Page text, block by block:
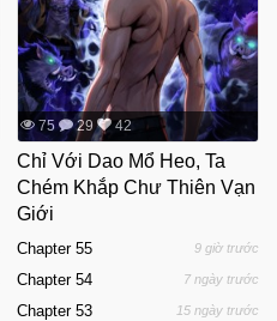
75 29 42
Chỉ Với Dao Mổ Heo, Ta
Chém Khắp Chư Thiên Vạn
Giới
Chapter 55 9 giờ trước
Chapter 54 7 ngày trước
Chapter 53 15 ngày trước